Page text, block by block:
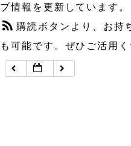
ブ情報を更新しています。
購読ボタンより、お持
も可能です。ぜひご活用く